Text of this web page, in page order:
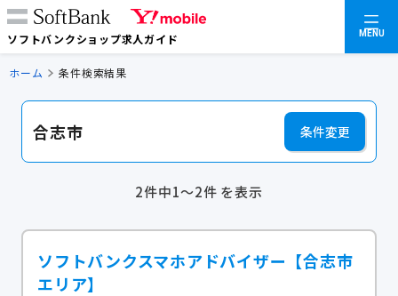
ソフトバンクショップ求人ガイド MENU
ホーム 条件検索結果
合志市 条件変更
2件中1～2件 を表示
ソフトバンクスマホアドバイザー【合志市
エリア】